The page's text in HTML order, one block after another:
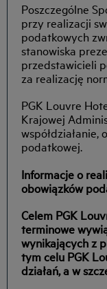
Poszczególne
przy realizacji
podatkowych
stanowiska
przedstawicieli
za realizację
PGK Louvre
Krajowej
podatkowej.
Informacje o
obowiązków
Celem PGK
terminowe
wynikających z
tym celu PGK
działań, a w